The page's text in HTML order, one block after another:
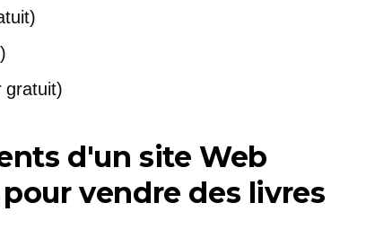
d'un site Web
vendre des livres